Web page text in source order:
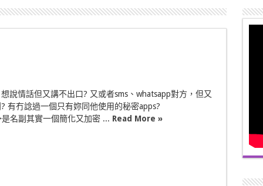
說情話但又講不出口? 又或者sms、whatsapp對方，但又
有冇諗過一個只有妳同他使用的秘密apps?
名副其實一個簡化又加密 ... Read More »